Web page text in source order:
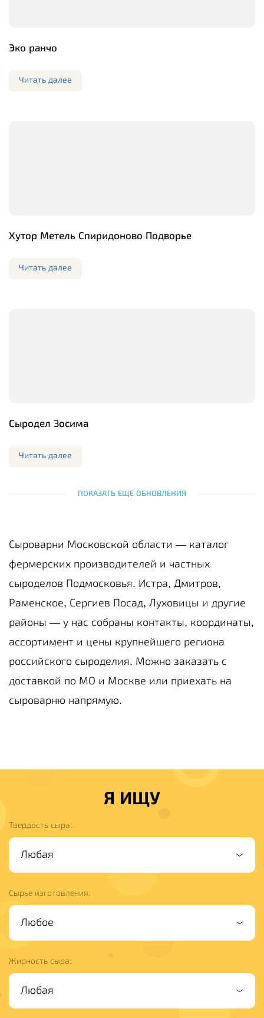
Эко ранчо
Читать далее
Хутор Метель Спиридоново Подворье
Читать далее
Сыродел Зосима
Читать далее
ПОКАЗАТЬ ЕЩЕ ОБНОВЛЕНИЯ
Сыроварни Московской области — каталог
фермерских производителей и частных
сыроделов Подмосковья. Истра, Дмитров,
Раменское, Сергиев Посад, Луховицы и другие
районы — у нас собраны контакты, координаты,
ассортимент и цены крупнейшего региона
российского сыроделия. Можно заказать с
доставкой по МО и Москве или приехать на
сыроварню напрямую.
Я ИЩУ
Твердость сыра:
Сырье изготовления:
Жирность сыра: